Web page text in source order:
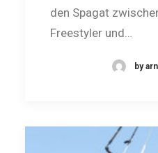
den Spagat
Freestyler und…
by